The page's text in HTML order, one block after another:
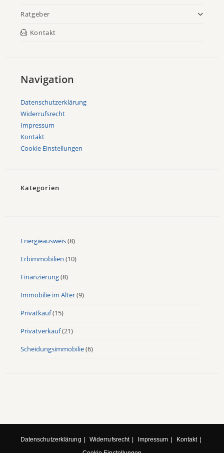
Ratgeber
Kontakt
Navigation
Datenschutzerklärung
Widerrufsrecht
Impressum
Kontakt
Cookie Einstellungen
Kategorien
Energieausweis(8)
Erbimmobilien (10)
Finanzierung(8)
Immobilie im Alter(9)
Privatkauf(15)
Privatverkauf(21)
Scheidungsimmobilie(6)
Datenschutzerklärung Widerrufsrecht Impressum
Kontakt